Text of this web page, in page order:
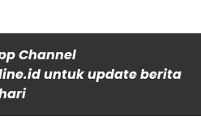
Channel
untuk update berita